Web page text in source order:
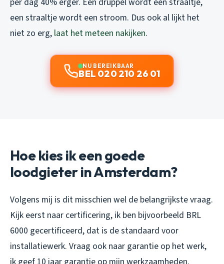
een straaltje wordt een stroom. Dus ook al lijkt het
niet zo erg, laat het meteen nakijken.
NU BEREIKBAAR
BEL 020 210 26 01
Hoe kies ik een goede
loodgieter in Amsterdam?
Volgens mij is dit misschien wel de belangrijkste vraag.
Kijk eerst naar certificering, ik ben bijvoorbeeld BRL
6000 gecertificeerd, dat is de standaard voor
installatiewerk. Vraag ook naar garantie op het werk,